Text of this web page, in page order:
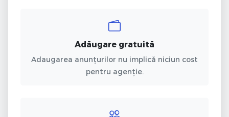
Adăugare gratuită
Adaugarea anunțurilor nu implică niciun cost
pentru agenție.